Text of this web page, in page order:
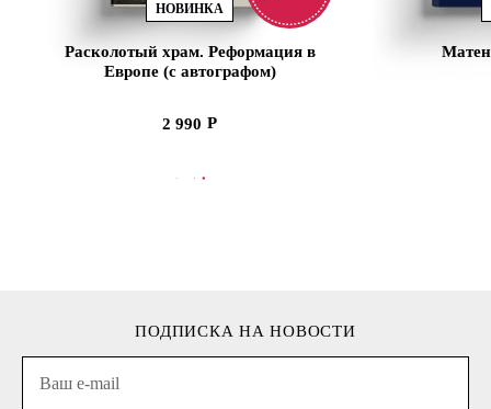
НОВИНКА
Расколотый храм. Реформация в
Европе (с автографом)
2 990
В КОРЗИНУ
ПОДПИСКА НА НОВОСТИ